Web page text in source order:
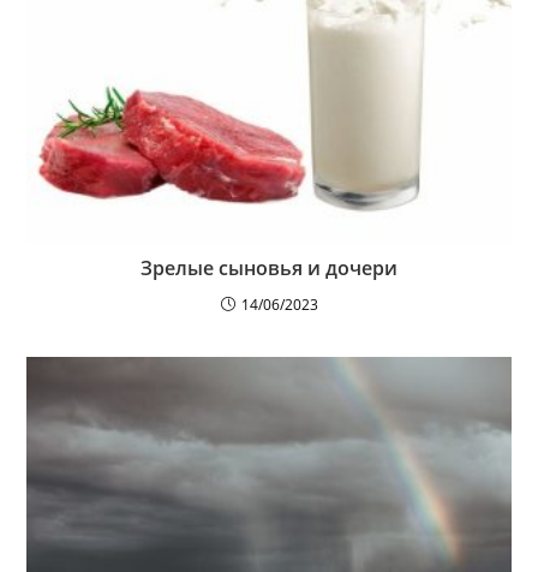
Зрелые сыновья и дочери
14/06/2023